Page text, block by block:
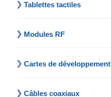
Tablettes tactiles
Modules RF
Cartes de développement
Câbles coaxiaux